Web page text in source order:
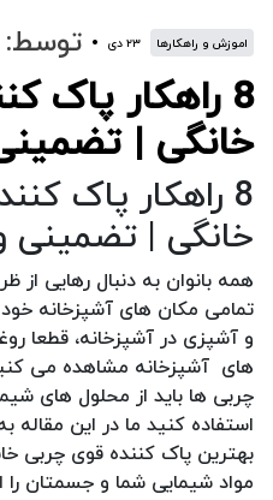
اموزش و راهکارها ۲۳ دی توسط:
8 راهکار پاک
خانگی |
8 راهکار پاک
خانگی | تضمینی
همه بانوان به دنبال رهایی
تمامی مکان های آشپزخانه
و آشپزی در آشپزخانه، قطعا
های آشپزخانه مشاهده می
چربی ها باید از محلول های
استفاده کنید ما در این
بهترین پاک کننده قوی چربی
مواد شیمایی شما و جسمتان را